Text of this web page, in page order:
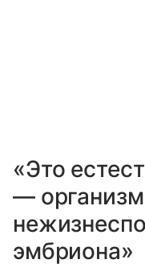
«Это
—
эмбриона»